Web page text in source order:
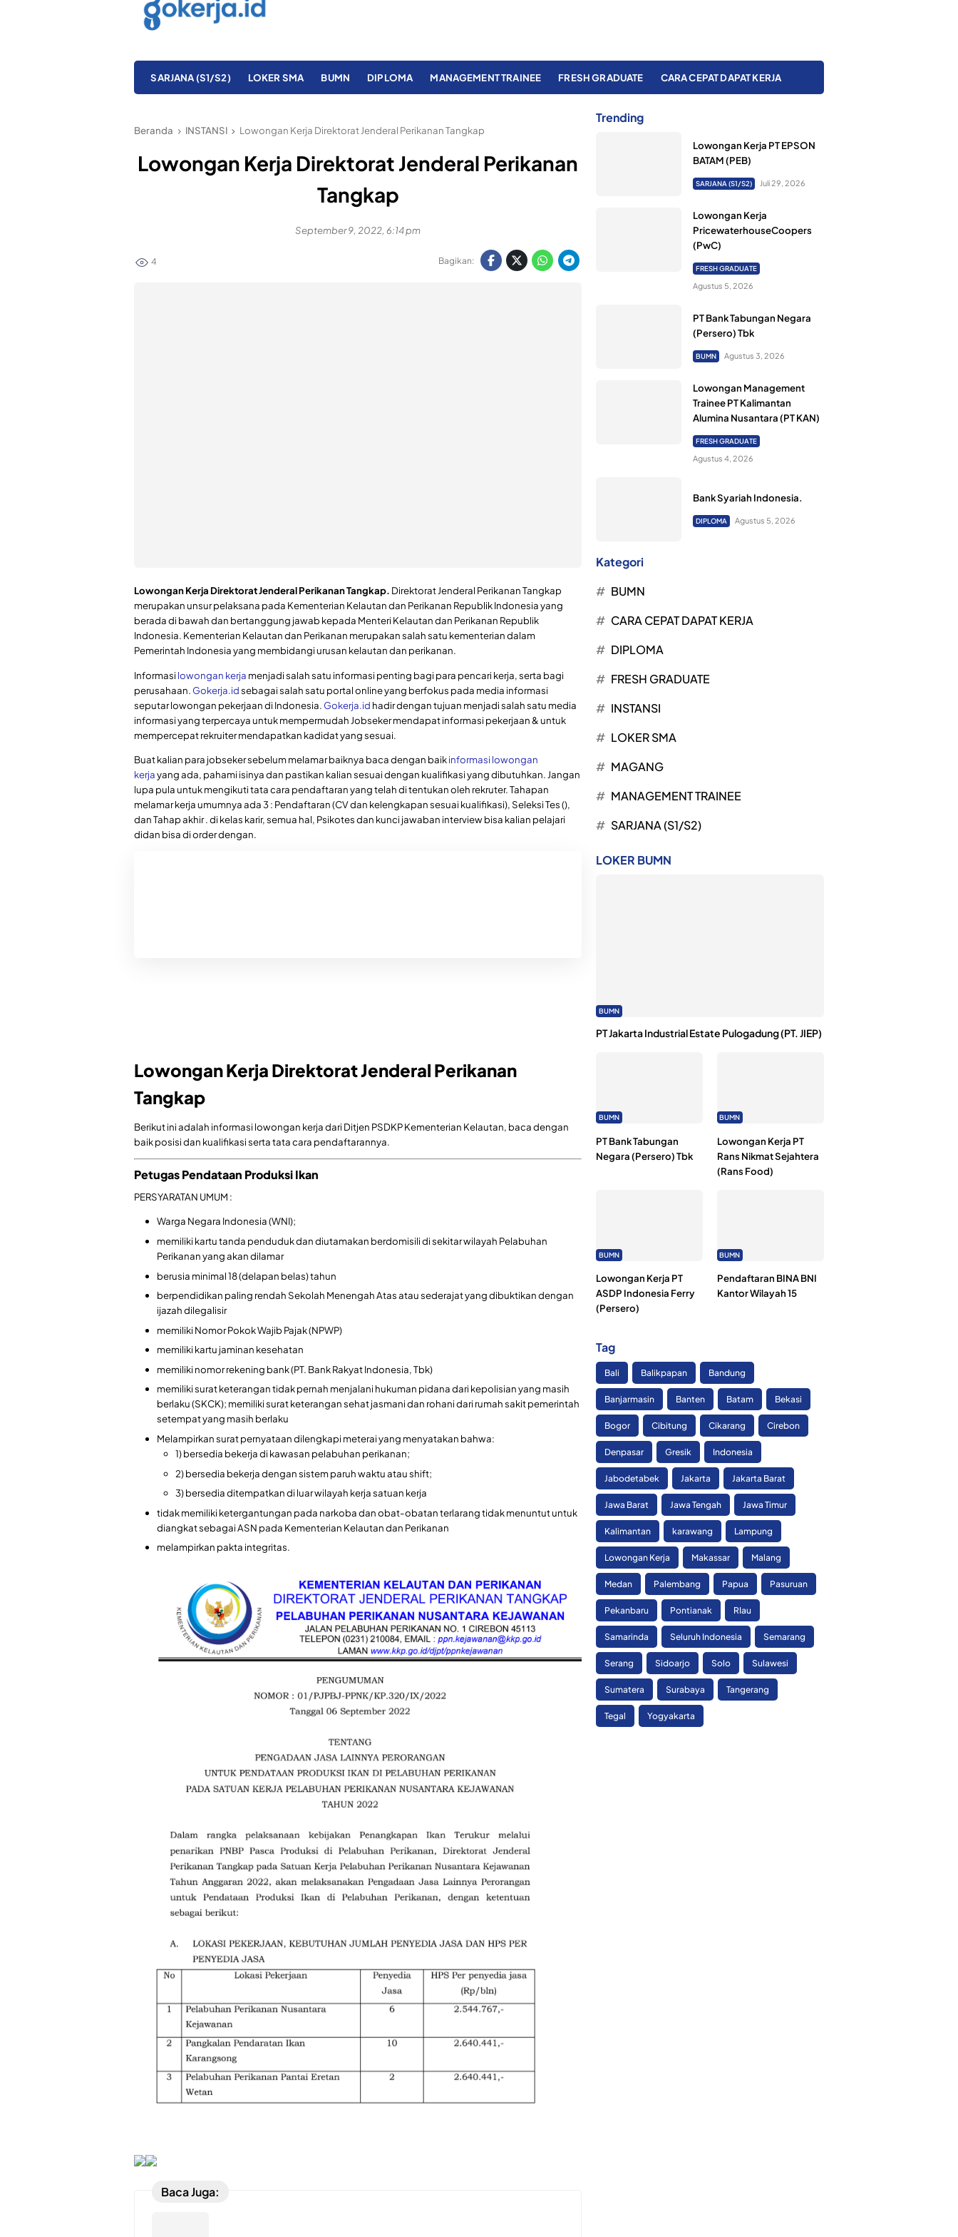
SARJANA (S1/S2) LOKER SMA BUMN DIPLOMA MANAGEMENT TRAINEE FRESH GRADUATE CARA CEPAT DAPAT KERJA
Beranda INSTANSI Lowongan Kerja Direktorat Jenderal Perikanan Tangkap
Lowongan Kerja Direktorat Jenderal Perikanan
Tangkap
September 9, 2022, 6:14 pm
4 Bagikan:
Lowongan Kerja Direktorat Jenderal Perikanan Tangkap. Direktorat Jenderal Perikanan Tangkap
merupakan unsur pelaksana pada Kementerian Kelautan dan Perikanan Republik Indonesia yang
berada di bawah dan bertanggung jawab kepada Menteri Kelautan dan Perikanan Republik
Indonesia. Kementerian Kelautan dan Perikanan merupakan salah satu kementerian dalam
Pemerintah Indonesia yang membidangi urusan kelautan dan perikanan.
Informasi lowongan kerja menjadi salah satu informasi penting bagi para pencari kerja, serta bagi
perusahaan. Gokerja.idsebagai salah satu portal online yang berfokus pada media informasi
seputar lowongan pekerjaan di Indonesia. Gokerja.id hadir dengan tujuan menjadi salah satu media
informasi yang terpercaya untuk mempermudah Jobseker mendapat informasi pekerjaan & untuk
mempercepat rekruiter mendapatkan kadidat yang sesuai.
Buat kalian para jobseker sebelum melamar baiknya baca dengan baikinformasi lowongan
kerjayang ada, pahami isinya dan pastikan kalian sesuai dengan kualifikasi yang dibutuhkan. Jangan
lupa pula untuk mengikuti tata cara pendaftaran yang telah di tentukan oleh rekruter. Tahapan
melamar kerja umumnya ada 3 : Pendaftaran (CV dan kelengkapan sesuai kualifikasi), Seleksi Tes (),
dan Tahap akhir . di kelas karir, semua hal, Psikotes dan kunci jawaban interview bisa kalian pelajari
didan bisa di order dengan.
Lowongan Kerja Direktorat Jenderal Perikanan
Tangkap
Berikut ini adalah informasi lowongan kerja dari Ditjen PSDKP Kementerian Kelautan, baca dengan
baik posisi dan kualifikasi serta tata cara pendaftarannya.
Petugas Pendataan Produksi Ikan
PERSYARATAN UMUM :
Warga Negara Indonesia (WNI);
memiliki kartu tanda penduduk dan diutamakan berdomisili di sekitar wilayah Pelabuhan
Perikanan yang akan dilamar
berusia minimal 18 (delapan belas) tahun
berpendidikan paling rendah Sekolah Menengah Atas atau sederajat yang dibuktikan dengan
ijazah dilegalisir
memiliki Nomor Pokok Wajib Pajak (NPWP)
memiliki kartu jaminan kesehatan
memiliki nomor rekening bank (PT. Bank Rakyat Indonesia, Tbk)
memiliki surat keterangan tidak pernah menjalani hukuman pidana dari kepolisian yang masih
berlaku (SKCK); memiliki surat keterangan sehat jasmani dan rohani dari rumah sakit pemerintah
setempat yang masih berlaku
Melampirkan surat pernyataan dilengkapi meterai yang menyatakan bahwa:
1) bersedia bekerja di kawasan pelabuhan perikanan;
2) bersedia bekerja dengan sistem paruh waktu atau shift;
3) bersedia ditempatkan di luar wilayah kerja satuan kerja
tidak memiliki ketergantungan pada narkoba dan obat-obatan terlarang tidak menuntut untuk
diangkat sebagai ASN pada Kementerian Kelautan dan Perikanan
melampirkan pakta integritas.
Baca Juga:
Trending
Lowongan Kerja PT EPSON
BATAM (PEB)
SARJANA (S1/S2) Juli 29, 2026
Lowongan Kerja
PricewaterhouseCoopers
(PwC)
FRESH GRADUATE
Agustus 5, 2026
PT Bank Tabungan Negara
(Persero) Tbk
BUMN Agustus 3, 2026
Lowongan Management
Trainee PT Kalimantan
Alumina Nusantara (PT KAN)
FRESH GRADUATE
Agustus 4, 2026
Bank Syariah Indonesia.
DIPLOMA Agustus 5, 2026
Kategori
BUMN
CARA CEPAT DAPAT KERJA
DIPLOMA
FRESH GRADUATE
INSTANSI
LOKER SMA
MAGANG
MANAGEMENT TRAINEE
SARJANA (S1/S2)
LOKER BUMN
BUMN
PT Jakarta Industrial Estate Pulogadung (PT. JIEP)
BUMN
PT Bank Tabungan
Negara (Persero) Tbk
BUMN
Lowongan Kerja PT
Rans Nikmat Sejahtera
(Rans Food)
BUMN
Lowongan Kerja PT
ASDP Indonesia Ferry
(Persero)
BUMN
Pendaftaran BINA BNI
Kantor Wilayah 15
Tag
Bali Balikpapan Bandung
Banjarmasin Banten Batam Bekasi
Bogor Cibitung Cikarang Cirebon
Denpasar Gresik Indonesia
Jabodetabek Jakarta Jakarta Barat
Jawa Barat Jawa Tengah Jawa Timur
Kalimantan karawang Lampung
Lowongan Kerja Makassar Malang
Medan Palembang Papua Pasuruan
Pekanbaru Pontianak RIau
Samarinda Seluruh Indonesia Semarang
Serang Sidoarjo Solo Sulawesi
Sumatera Surabaya Tangerang
Tegal Yogyakarta